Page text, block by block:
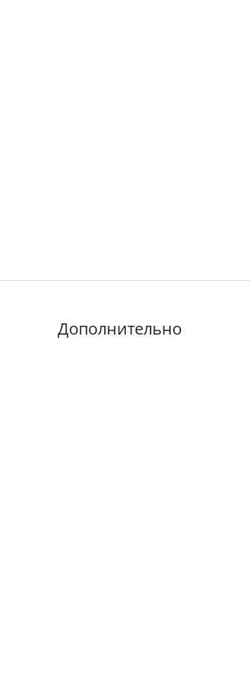
Дополнительно